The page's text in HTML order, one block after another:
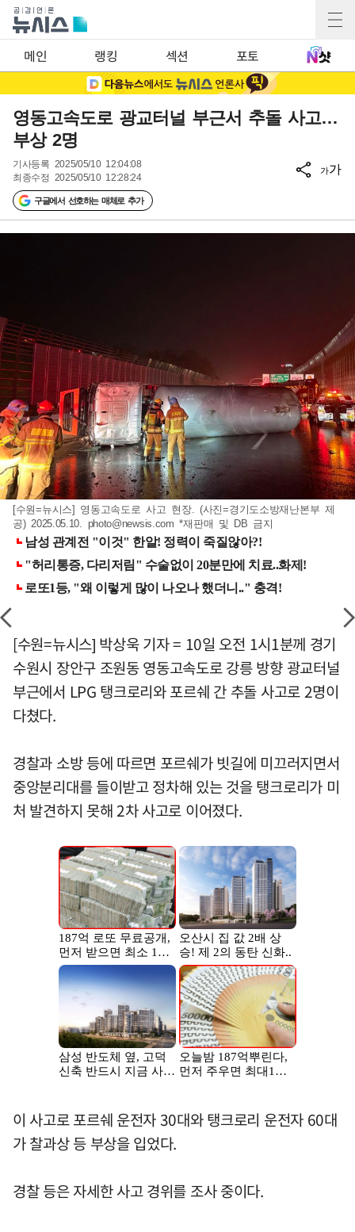
메인 랭킹 섹션 포토
영동고속도로 광교터널 부근서 추돌 사고…
부상 2명
기사등록 2025/05/10 12:04:08
최종수정 2025/05/10 12:28:24
구글에서 선호하는 매체로 추가
가가
[수원=뉴시스] 영동고속도로 사고 현장. (사진=경기도소방재난본부 제
공) 2025.05.10. photo@newsis.com *재판매 및 DB 금지
[수원=뉴시스] 박상욱 기자 = 10일 오전 1시1분께 경기
수원시 장안구 조원동 영동고속도로 강릉 방향 광교터널
부근에서 LPG 탱크로리와 포르쉐 간 추돌 사고로 2명이
다쳤다.
경찰과 소방 등에 따르면 포르쉐가 빗길에 미끄러지면서
중앙분리대를 들이받고 정차해 있는 것을 탱크로리가 미
처 발견하지 못해 2차 사고로 이어졌다.
이 사고로 포르쉐 운전자 30대와 탱크로리 운전자 60대
가 찰과상 등 부상을 입었다.
경찰 등은 자세한 사고 경위를 조사 중이다.